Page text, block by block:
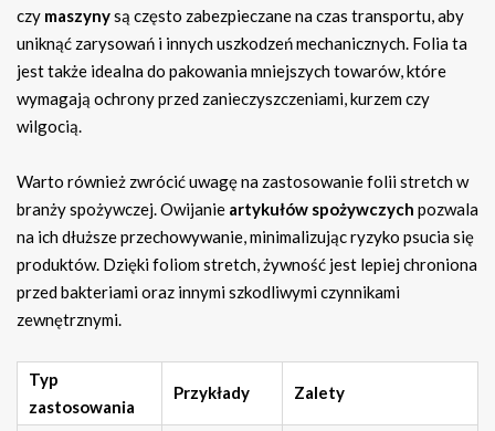
czy maszynysą często zabezpieczane na czas transportu, aby
uniknąć zarysowań i innych uszkodzeń mechanicznych. Folia ta
jest także idealna do pakowania mniejszych towarów, które
wymagają ochrony przed zanieczyszczeniami, kurzem czy
wilgocią.
Warto również zwrócić uwagę na zastosowanie folii stretch w
branży spożywczej. Owijanie artykułów spożywczych pozwala
na ich dłuższe przechowywanie, minimalizując ryzyko psucia się
produktów. Dzięki foliom stretch, żywność jest lepiej chroniona
przed bakteriami oraz innymi szkodliwymi czynnikami
zewnętrznymi.
Typ
zastosowania
Przykłady Zalety